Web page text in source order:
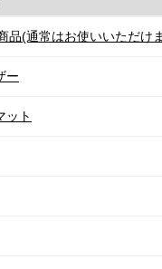
品(通常はお使いいただけ
ー
ット